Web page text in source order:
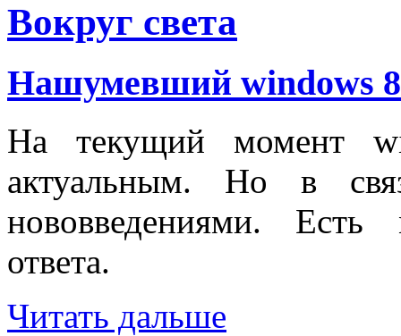
Вокруг света
Нашумевший windows 8
На текущий момент
актуальным. Но в
нововведениями.
ответа.
Читать дальше